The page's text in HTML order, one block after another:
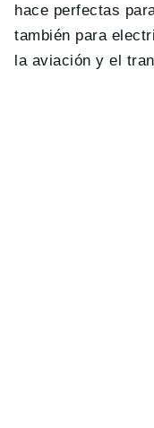
hace perfectas
también para
la aviación y el